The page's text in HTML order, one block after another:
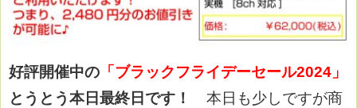
好評開催中の 「ブラックフライデーセール2024」
とうとう本日最終日です！
本日も少しですが商